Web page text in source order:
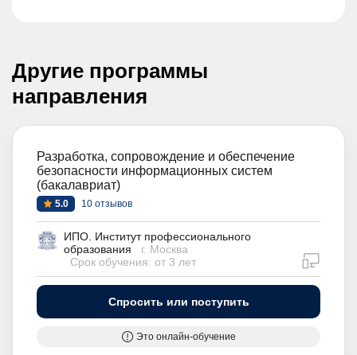
Другие программы
направления
Разработка, сопровождение и обеспечение
безопасности информационных систем
(бакалавриат)
5.0 10 отзывов
ИПО. Институт профессионального
образования
г. Москва
Срок обучения: от 3 лет
Спросить или поступить
Это онлайн-обучение